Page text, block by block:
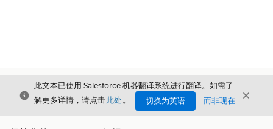
关闭
此文本已使用 Salesforce 机器翻译系统进行翻译。如需了
解更多详情，请点击此处。 切换为英语 而非现在 关闭